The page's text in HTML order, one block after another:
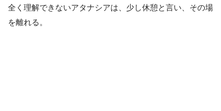
全く理解できないアタナシアは、少し休憩と言い、その場
を離れる。